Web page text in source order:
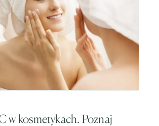
w kosmetykach. Poznaj